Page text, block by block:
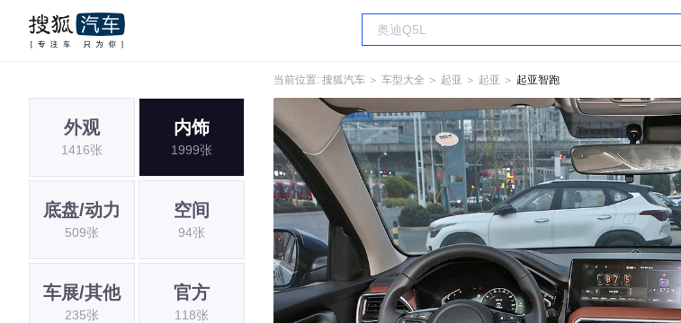
当前位置: 搜狐汽车 ＞ 车型大全 ＞ 起亚 ＞ 起亚 ＞ 起亚智跑
外观
1416张
内饰
1999张
底盘/动力
509张
空间
94张
车展/其他
235张
官方
118张